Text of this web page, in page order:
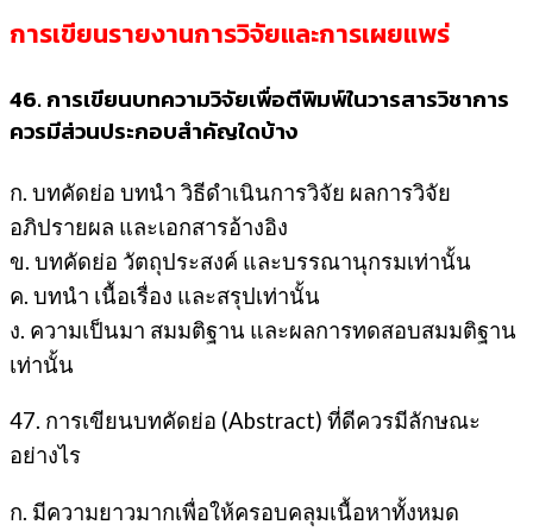
การเขียนรายงานการวิจัยและการเผยแพร่
46. การเขียนบทความวิจัยเพื่อตีพิมพ์ในวารสารวิชาการ
ควรมีส่วนประกอบสำคัญใดบ้าง
ก. บทคัดย่อ บทนำ วิธีดำเนินการวิจัย ผลการวิจัย
อภิปรายผล และเอกสารอ้างอิง
ข. บทคัดย่อ วัตถุประสงค์ และบรรณานุกรมเท่านั้น
ค. บทนำ เนื้อเรื่อง และสรุปเท่านั้น
ง. ความเป็นมา สมมติฐาน และผลการทดสอบสมมติฐาน
เท่านั้น
47. การเขียนบทคัดย่อ (Abstract) ที่ดีควรมีลักษณะ
อย่างไร
ก. มีความยาวมากเพื่อให้ครอบคลุมเนื้อหาทั้งหมด